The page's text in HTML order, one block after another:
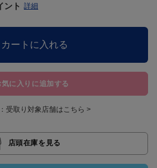
ント 詳細
カートに入れる
気に入りに追加する
受取り対象店舗はこちら >
店頭在庫を見る